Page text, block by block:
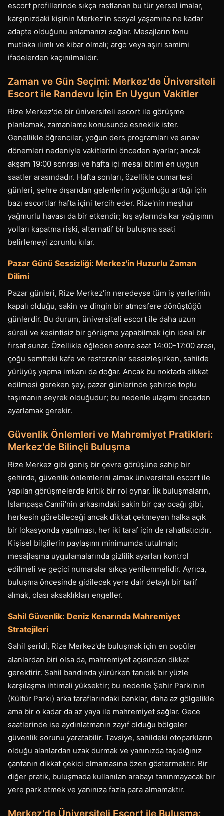
escort profillerinde sıkça rastlanan bu tür yersel imalar,
karşınızdaki kişinin Merkez'in sosyal yaşamına ne kadar
adapte olduğunu anlamanızı sağlar. Mesajların tonu
mutlaka ılımlı ve kibar olmalı; argo veya aşırı samimi
ifadelerden kaçınılmalıdır.
Zaman ve Gün Seçimi: Merkez'de Üniversiteli
Escort ile Randevu İçin En Uygun Vakitler
Rize Merkez'de bir üniversiteli escort ile görüşme
planlamak, zamanlama konusunda esneklik ister.
Genellikle öğrenciler, yoğun ders programları ve sınav
dönemleri nedeniyle vakitlerini önceden ayarlar; ancak
akşam 19:00 sonrası ve hafta içi mesai bitimi en uygun
saatler arasındadır. Hafta sonları, özellikle cumartesi
günleri, şehre dışarıdan gelenlerin yoğunluğu arttığı için
bazı escortlar hafta içini tercih eder. Rize'nin meşhur
yağmurlu havası da bir etkendir; kış aylarında kar yağışının
yolları kapatma riski, alternatif bir buluşma saati
belirlemeyi zorunlu kılar.
Pazar Günü Sessizliği: Merkez'in Huzurlu Zaman
Dilimi
Pazar günleri, Rize Merkez'in neredeyse tüm iş yerlerinin
kapalı olduğu, sakin ve dingin bir atmosfere dönüştüğü
günlerdir. Bu durum, üniversiteli escort ile daha uzun
süreli ve kesintisiz bir görüşme yapabilmek için ideal bir
fırsat sunar. Özellikle öğleden sonra saat 14:00-17:00 arası,
çoğu semtteki kafe ve restoranlar sessizleşirken, sahilde
yürüyüş yapma imkanı da doğar. Ancak bu noktada dikkat
edilmesi gereken şey, pazar günlerinde şehirde toplu
taşımanın seyrek olduğudur; bu nedenle ulaşımı önceden
ayarlamak gerekir.
Güvenlik Önlemleri ve Mahremiyet Pratikleri:
Merkez'de Bilinçli Buluşma
Rize Merkez gibi geniş bir çevre görüşüne sahip bir
şehirde, güvenlik önlemlerini almak üniversiteli escort ile
yapılan görüşmelerde kritik bir rol oynar. İlk buluşmaların,
İslampaşa Camii'nin arkasındaki sakin bir çay ocağı gibi,
herkesin görebileceği ancak dikkat çekmeyen halka açık
bir lokasyonda yapılması, her iki taraf için de rahatlatıcıdır.
Kişisel bilgilerin paylaşımı minimumda tutulmalı;
mesajlaşma uygulamalarında gizlilik ayarları kontrol
edilmeli ve geçici numaralar sıkça yenilenmelidir. Ayrıca,
buluşma öncesinde gidilecek yere dair detaylı bir tarif
almak, olası aksaklıkları engeller.
Sahil Güvenlik: Deniz Kenarında Mahremiyet
Stratejileri
Sahil şeridi, Rize Merkez'de buluşmak için en popüler
alanlardan biri olsa da, mahremiyet açısından dikkat
gerektirir. Sahil bandında yürürken tanıdık bir yüzle
karşılaşma ihtimali yüksektir; bu nedenle Şehir Parkı'nın
(Kültür Parkı) arka taraflarındaki banklar, daha az gölgelikle
ama bir o kadar da az yaya ile mahremiyet sağlar. Gece
saatlerinde ise aydınlatmanın zayıf olduğu bölgeler
güvenlik sorunu yaratabilir. Tavsiye, sahildeki otoparkların
olduğu alanlardan uzak durmak ve yanınızda taşıdığınız
çantanın dikkat çekici olmamasına özen göstermektir. Bir
diğer pratik, buluşmada kullanılan arabayı tanınmayacak bir
yere park etmek ve yanınıza fazla para almamaktır.